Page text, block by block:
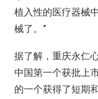
植入性的医疗器械
械了。”
据了解，重庆永仁
中国第一个获批上
的一个获得了短期